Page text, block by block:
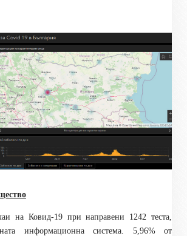
на Ковид-19 при направени 1242 теста,
информационна система. 5,96% от